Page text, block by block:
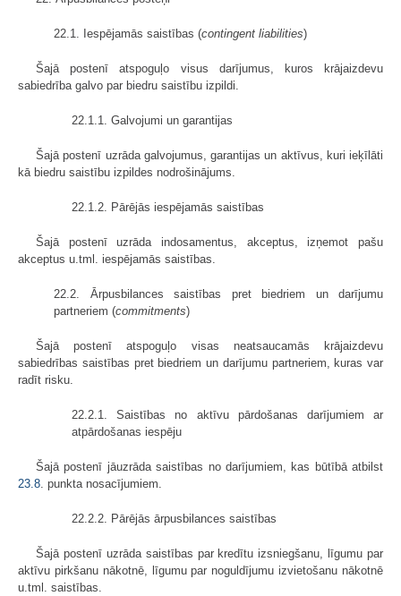
22.1. Iespējamās saistības (contingent liabilities)
Šajā postenī atspoguļo visus darījumus, kuros krājaizdevu
sabiedrība galvo par biedru saistību izpildi.
22.1.1. Galvojumi un garantijas
Šajā postenī uzrāda galvojumus, garantijas un aktīvus, kuri ieķīlāti
kā biedru saistību izpildes nodrošinājums.
22.1.2. Pārējās iespējamās saistības
Šajā postenī uzrāda indosamentus, akceptus, izņemot pašu
akceptus u.tml. iespējamās saistības.
22.2. Ārpusbilances saistības pret biedriem un darījumu
partneriem (commitments)
Šajā postenī atspoguļo visas neatsaucamās krājaizdevu
sabiedrības saistības pret biedriem un darījumu partneriem, kuras var
radīt risku.
22.2.1. Saistības no aktīvu pārdošanas darījumiem ar
atpārdošanas iespēju
Šajā postenī jāuzrāda saistības no darījumiem, kas būtībā atbilst
23.8 . punkta nosacījumiem.
22.2.2. Pārējās ārpusbilances saistības
Šajā postenī uzrāda saistības par kredītu izsniegšanu, līgumu par
aktīvu pirkšanu nākotnē, līgumu par noguldījumu izvietošanu nākotnē
u.tml. saistības.